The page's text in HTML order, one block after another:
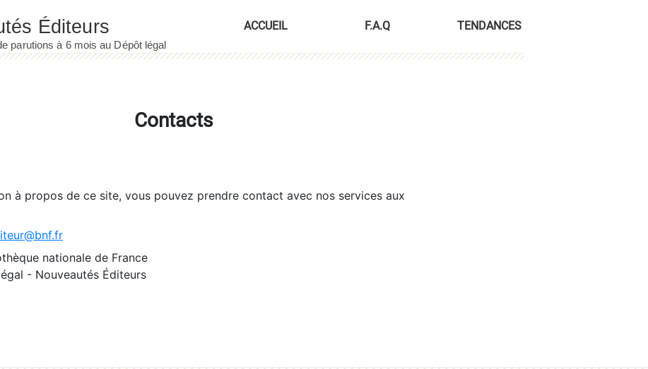
ACCUEIL F.A.Q TENDANCES
Contacts
à propos de ce site, vous pouvez prendre contact avec nos services aux
nationale de France
- Nouveautés Éditeurs